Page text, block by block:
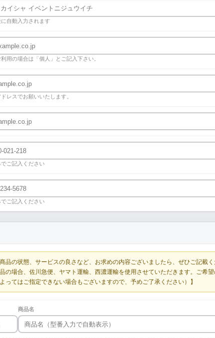
自動入力されます
用の場合は「個人」とご記入下さい。
レスでお願いいたします。
ご記入ください
ご記入ください
商品の状態、サービスの良さなど、お求めの内容ございましたら、ぜひご記載
品の場合、佐川急便、ヤマト運輸、西濃運輸を使用させていただきます。ご希
よってはご指定できない場合もございますので、予めご了承ください）】
商品名